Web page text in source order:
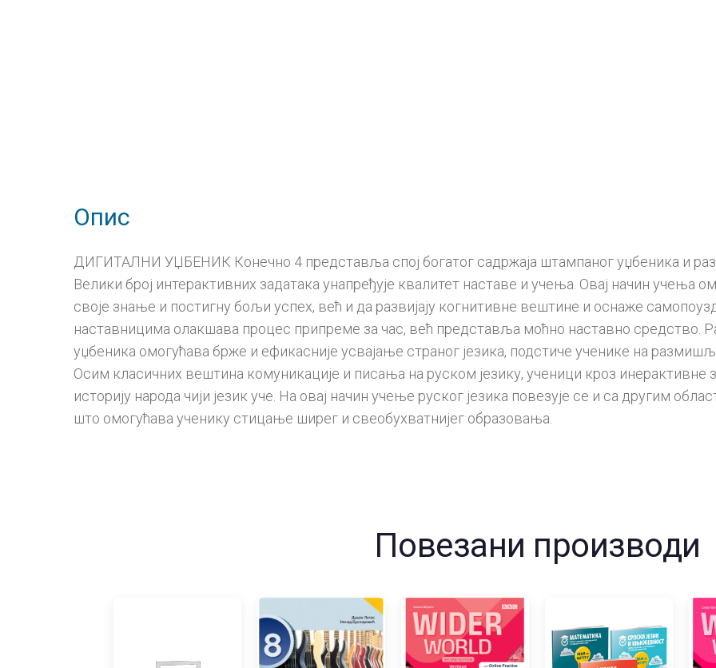
Опис
ДИГИТАЛНИ УЏБЕНИК Конечно 4 представља спој богатог садржаја штампаног уџбеника и
Велики број интерактивних задатака унапређује квалитет наставе и учења. Овај начин учења
своје знање и постигну бољи успех, већ и да развијају когнитивне вештине и оснаже
наставницима олакшава процес припреме за час, већ представља моћно наставно средство.
уџбеника омогућава брже и ефикасније усвајање страног језика, подстиче ученике на
Осим класичних вештина комуникације и писања на руском језику, ученици кроз инерактивне
историју народа чији језик уче. На овај начин учење руског језика повезује се и са другим
што омогућава ученику стицање ширег и свеобухватнијег образовања.
Повезани производи